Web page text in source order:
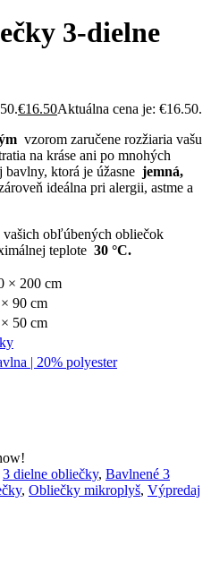
3-dielne
€16.50Aktuálna cena je: €16.50.
vzorom zaručene rozžiaria vašu
na kráse ani po mnohých
ktorá je úžasne jemná,
ideálna pri alergii, astme a
obľúbených obliečok
teplote 30 °C.
× 200 cm
90 cm
50 cm
| 20% polyester
3 dielne obliečky, Bavlnené 3
, Obliečky mikroplyš, Výpredaj